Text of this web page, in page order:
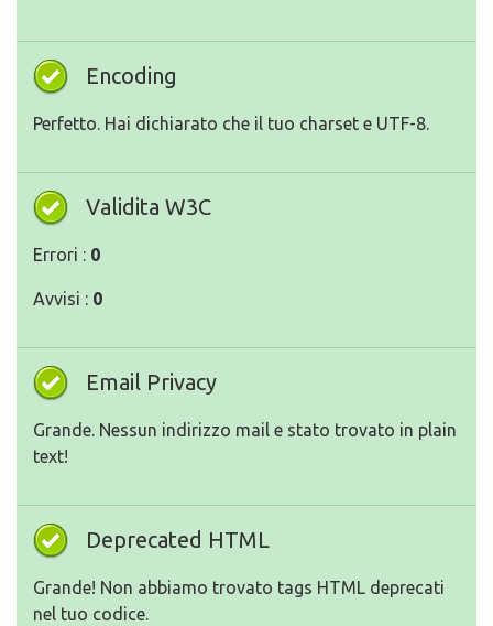
Encoding
Perfetto. Hai dichiarato che il tuo charset e UTF-8.
Validita W3C
Errori : 0
Avvisi : 0
Email Privacy
Grande. Nessun indirizzo mail e stato trovato in plain
text!
Deprecated HTML
Grande! Non abbiamo trovato tags HTML deprecati
nel tuo codice.